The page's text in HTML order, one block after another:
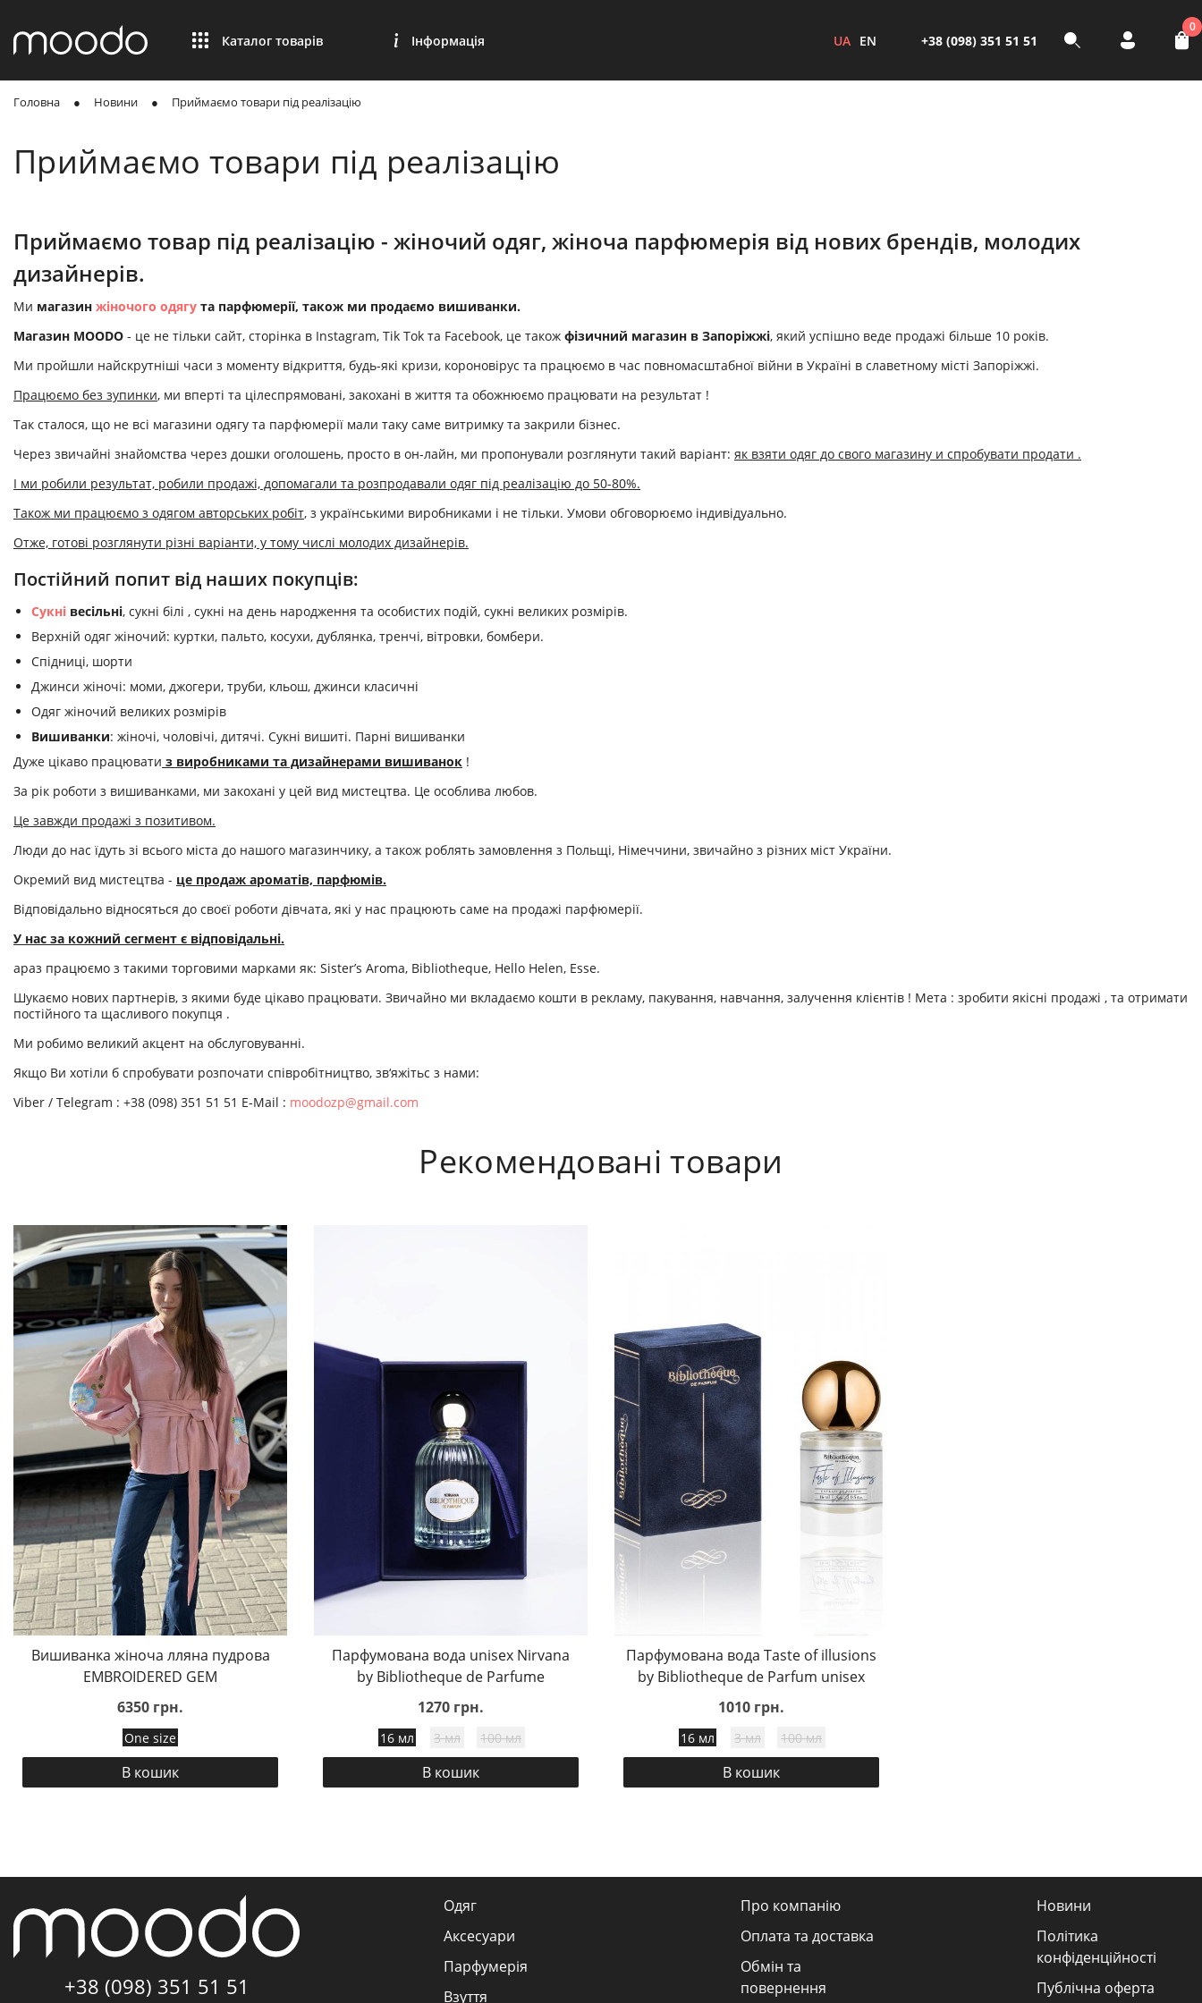
Каталог товарів Інформація UA EN +38 (098) 351 51 51
0
Головна Новини Приймаємо товари під реалізацію
Приймаємо товари під реалізацію
Приймаємо товар під реалізацію - жіночий одяг, жіноча парфюмерія від нових брендів, молодих
дизайнерів.
Ми магазин жіночого одягу та парфюмерії, також ми продаємо вишиванки.
Магазин MOODO - це не тільки сайт, сторінка в Instagram, Tik Tok та Facebook, це також фізичний магазин в Запоріжжі, який успішно веде продажі більше 10 років.
Ми пройшли найскрутніші часи з моменту відкриття, будь-які кризи, короновірус та працюємо в час повномасштабної війни в Україні в славетному місті Запоріжжі.
Працюємо без зупинки, ми вперті та цілеспрямовані, закохані в життя та обожнюємо працювати на результат !
Так сталося, що не всі магазини одягу та парфюмерії мали таку саме витримку та закрили бізнес.
Через звичайні знайомства через дошки оголошень, просто в он-лайн, ми пропонували розглянути такий варіант: як взяти одяг до свого магазину и спробувати продати .
І ми робили результат, робили продажі, допомагали та розпродавали одяг під реалізацію до 50-80%.
Також ми працюємо з одягом авторських робіт, з українськими виробниками і не тільки. Умови обговорюємо індивідуально.
Отже, готові розглянути різні варіанти, у тому числі молодих дизайнерів.
Постійний попит від наших покупців:
Сукні весільні, сукні білі , сукні на день народження та особистих подій, сукні великих розмірів.
Верхній одяг жіночий: куртки, пальто, косухи, дублянка, тренчі, вітровки, бомбери.
Спідниці, шорти
Джинси жіночі: моми, джогери, труби, кльош, джинси класичні
Одяг жіночий великих розмірів
Вишиванки: жіночі, чоловічі, дитячі. Сукні вишиті. Парні вишиванки
Дуже цікаво працювати з виробниками та дизайнерами вишиванок !
За рік роботи з вишиванками, ми закохані у цей вид мистецтва. Це особлива любов.
Це завжди продажі з позитивом.
Люди до нас їдуть зі всього міста до нашого магазинчику, а також роблять замовлення з Польщі, Німеччини, звичайно з різних міст України.
Окремий вид мистецтва - це продаж ароматів, парфюмів.
Відповідально відносяться до своєї роботи дівчата, які у нас працюють саме на продажі парфюмерії.
У нас за кожний сегмент є відповідальні.
араз працюємо з такими торговими марками як: Sister’s Aroma, Bibliotheque, Hello Helen, Esse.
Шукаємо нових партнерів, з якими буде цікаво працювати. Звичайно ми вкладаємо кошти в рекламу, пакування, навчання, залучення клієнтів ! Мета : зробити якісні продажі , та отримати
постійного та щасливого покупця .
Ми робимо великий акцент на обслуговуванні.
Якщо Ви хотіли б спробувати розпочати співробітництво, зв‘яжітьс з нами:
Viber / Telegram : +38 (098) 351 51 51 E-Mail : moodozp@gmail.com
Рекомендовані товари
Вишиванка жіноча лляна пудрова
EMBROIDERED GEM
6350 грн.
One size
В кошик
Парфумована вода unisex Nirvana
by Bibliotheque de Parfume
1270 грн.
16 мл 3 мл 100 мл
В кошик
Парфумована вода Taste of illusions
by Bibliotheque de Parfum unisex
1010 грн.
16 мл 3 мл 100 мл
В кошик
+38 (098) 351 51 51
Одяг
Аксесуари
Парфумерія
Взуття
Про компанію
Оплата та доставка
Обмін та
повернення
Новини
Політика
конфіденційності
Публічна оферта